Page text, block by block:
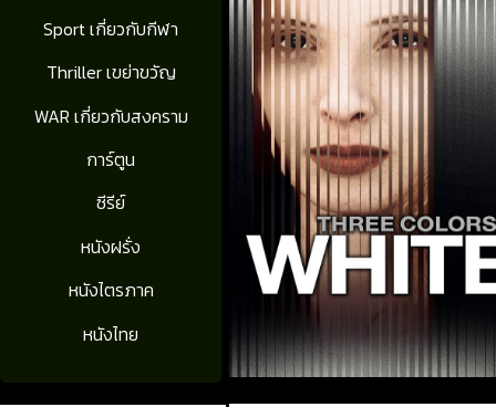
Sport เกี่ยวกับกีฬา
Thriller เขย่าขวัญ
WAR เกี่ยวกับสงคราม
การ์ตูน
ซีรีย์
หนังฝรั่ง
หนังไตรภาค
หนังไทย